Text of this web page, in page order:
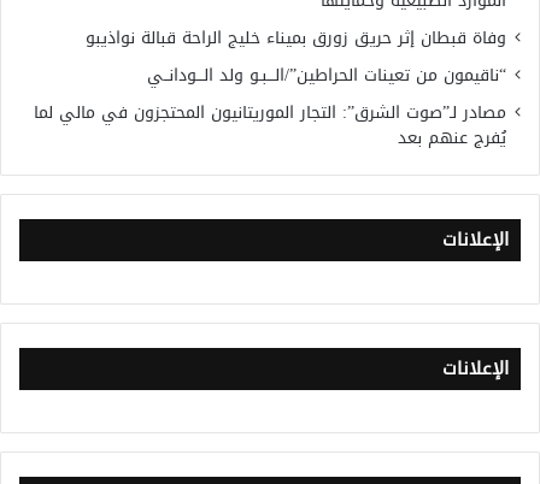
وفاة قبطان إثر حريق زورق بميناء خليج الراحة قبالة نواذيبو
“ناقيمون من تعينات الحراطين”/الـــبـو ولد الـــودانــي
مصادر لـ”صوت الشرق”: التجار الموريتانيون المحتجزون في مالي لما
يُفرج عنهم بعد
الإعلانات
الإعلانات